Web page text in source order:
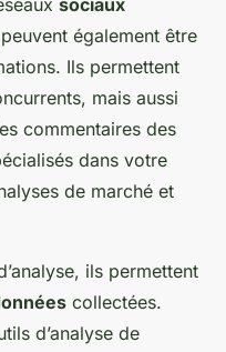
sociaux
également être
Ils permettent
mais aussi
commentaires des
dans votre
de marché et
ils permettent
collectées.
d’analyse de